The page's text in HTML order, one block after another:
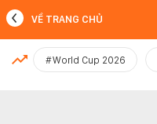
MỚI NHẤT
VỀ TRANG CHỦ
#World Cup 2026